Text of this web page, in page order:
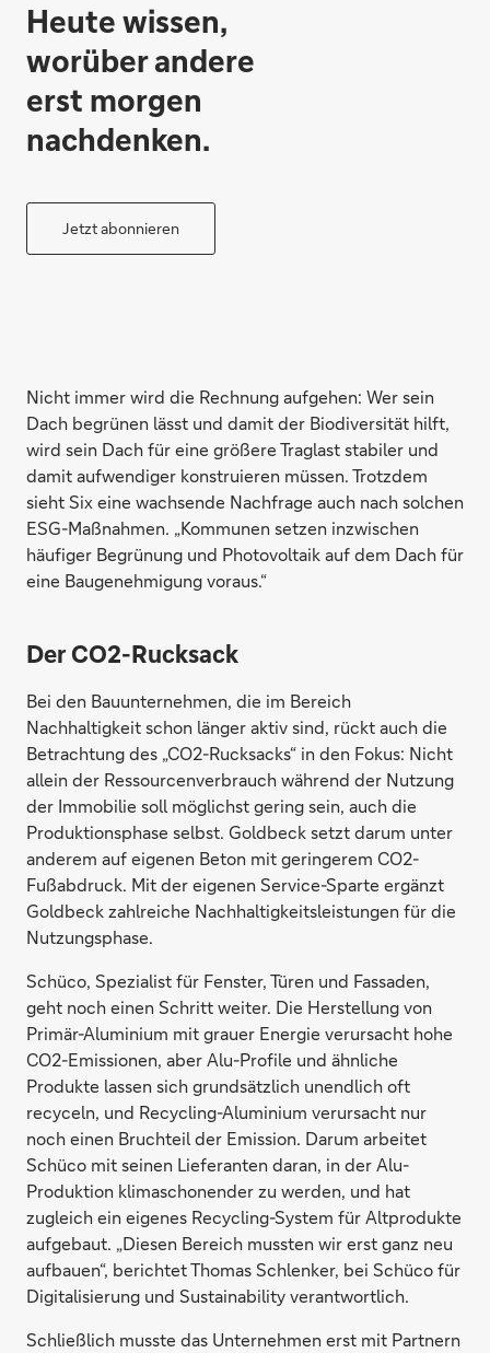
Heute wissen,
worüber andere
erst morgen
nachdenken.
Jetzt abonnieren
Nicht immer wird die Rechnung aufgehen: Wer sein
Dach begrünen lässt und damit der Biodiversität hilft,
wird sein Dach für eine größere Traglast stabiler und
damit aufwendiger konstruieren müssen. Trotzdem
sieht Six eine wachsende Nachfrage auch nach solchen
ESG-Maßnahmen. „Kommunen setzen inzwischen
häufiger Begrünung und Photovoltaik auf dem Dach für
eine Baugenehmigung voraus.“
Der CO2-Rucksack
Bei den Bauunternehmen, die im Bereich
Nachhaltigkeit schon länger aktiv sind, rückt auch die
Betrachtung des „CO2-Rucksacks“ in den Fokus: Nicht
allein der Ressourcenverbrauch während der Nutzung
der Immobilie soll möglichst gering sein, auch die
Produktionsphase selbst. Goldbeck setzt darum unter
anderem auf eigenen Beton mit geringerem CO2-
Fußabdruck. Mit der eigenen Service-Sparte ergänzt
Goldbeck zahlreiche Nachhaltigkeitsleistungen für die
Nutzungsphase.
Schüco, Spezialist für Fenster, Türen und Fassaden,
geht noch einen Schritt weiter. Die Herstellung von
Primär-Aluminium mit grauer Energie verursacht hohe
CO2-Emissionen, aber Alu-Profile und ähnliche
Produkte lassen sich grundsätzlich unendlich oft
recyceln, und Recycling-Aluminium verursacht nur
noch einen Bruchteil der Emission. Darum arbeitet
Schüco mit seinen Lieferanten daran, in der Alu-
Produktion klimaschonender zu werden, und hat
zugleich ein eigenes Recycling-System für Altprodukte
aufgebaut. „Diesen Bereich mussten wir erst ganz neu
aufbauen“, berichtet Thomas Schlenker, bei Schüco für
Digitalisierung und Sustainability verantwortlich.
Schließlich musste das Unternehmen erst mit Partnern